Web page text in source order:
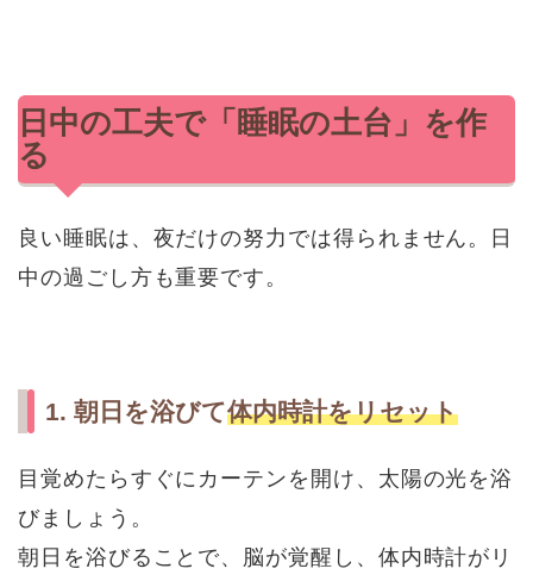
日中の工夫で「睡眠の土台」を作
る
良い睡眠は、夜だけの努力では得られません。日
中の過ごし方も重要です。
1. 朝日を浴びて体内時計をリセット
目覚めたらすぐにカーテンを開け、太陽の光を浴
びましょう。
朝日を浴びることで、脳が覚醒し、体内時計がリ